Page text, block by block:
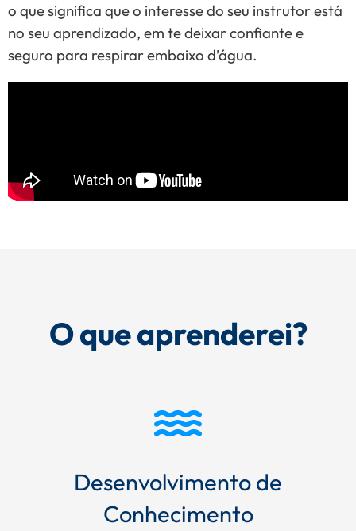
o que significa que o interesse do seu instrutor está
no seu aprendizado, em te deixar confiante e
seguro para respirar embaixo d’água.
O que aprenderei?
Desenvolvimento de
Conhecimento